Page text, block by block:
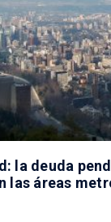
la deuda
las áreas